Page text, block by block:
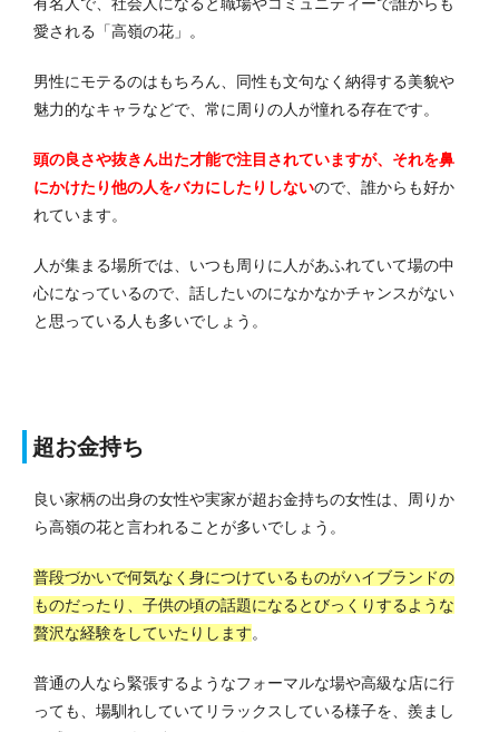
愛される「高嶺の花」。
男性にモテるのはもちろん、同性も文句なく納得する美貌や
魅力的なキャラなどで、常に周りの人が憧れる存在です。
頭の良さや抜きん出た才能で注目されていますが、それを鼻
にかけたり他の人をバカにしたりしないので、誰からも好か
れています。
人が集まる場所では、いつも周りに人があふれていて場の中
心になっているので、話したいのになかなかチャンスがない
と思っている人も多いでしょう。
超お金持ち
良い家柄の出身の女性や実家が超お金持ちの女性は、周りか
ら高嶺の花と言われることが多いでしょう。
普段づかいで何気なく身につけているものがハイブランドの
ものだったり、子供の頃の話題になるとびっくりするような
贅沢な経験をしていたりします。
普通の人なら緊張するようなフォーマルな場や高級な店に行
っても、場馴れしていてリラックスしている様子を、羨まし